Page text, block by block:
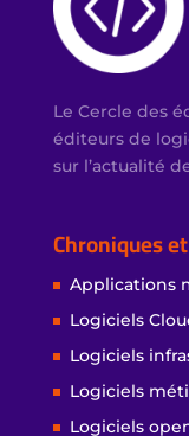
Le Cercle des
éditeurs de
sur l’actualité
Chroniques
Applications
Logiciels
Logiciels
Logiciels
Logiciels